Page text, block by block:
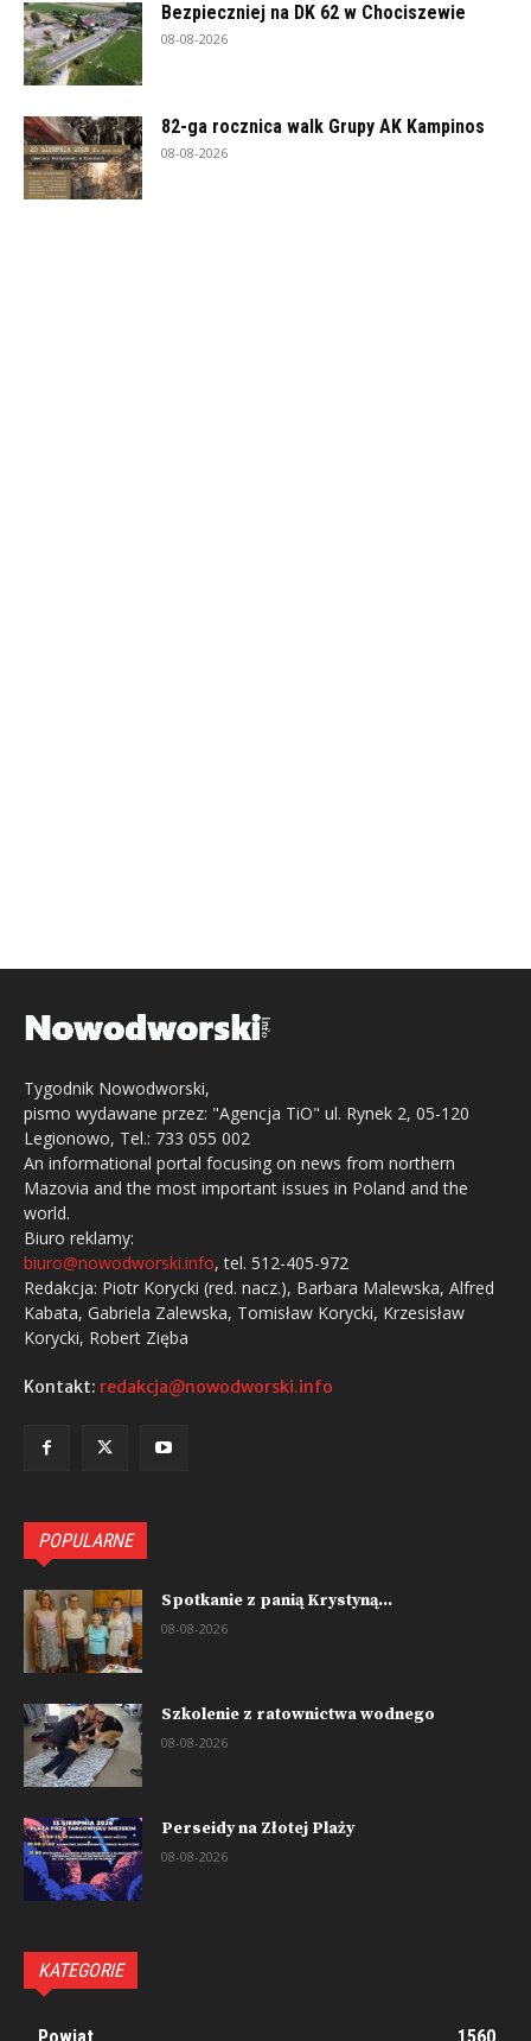
Bezpieczniej na DK 62 w Chociszewie
08-08-2026
82-ga rocznica walk Grupy AK Kampinos
08-08-2026
Tygodnik Nowodworski,
pismo wydawane przez: "Agencja TiO" ul. Rynek 2, 05-120
Legionowo, Tel.: 733 055 002
An informational portal focusing on news from northern
Mazovia and the most important issues in Poland and the
world.
Biuro reklamy:
biuro@nowodworski.info, tel. 512-405-972
Redakcja: Piotr Korycki (red. nacz.), Barbara Malewska, Alfred
Kabata, Gabriela Zalewska, Tomisław Korycki, Krzesisław
Korycki, Robert Zięba
Kontakt: redakcja@nowodworski.info
POPULARNE
Spotkanie z panią Krystyną...
08-08-2026
Szkolenie z ratownictwa wodnego
08-08-2026
Perseidy na Złotej Plaży
08-08-2026
KATEGORIE